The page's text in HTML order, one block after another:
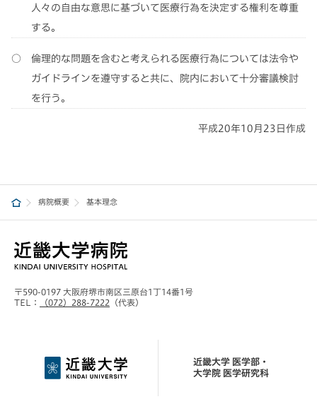
人々の自由な意思に基づいて医療行為を決定する権利を尊重
する。
倫理的な問題を含むと考えられる医療行為については法令や
ガイドラインを遵守すると共に、院内において十分審議検討
を行う。
平成20年10月23日作成
病院概要 基本理念
〒590-0197 大阪府堺市南区三原台1丁14番1号
TEL：
（072）288-7222 （代表）
近畿大学 医学部・
大学院 医学研究科